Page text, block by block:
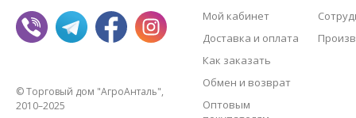
© Торговый дом "АгроАнталь",
2010–2025
Мой кабинет
Доставка и оплата
Как заказать
Обмен и возврат
Оптовым